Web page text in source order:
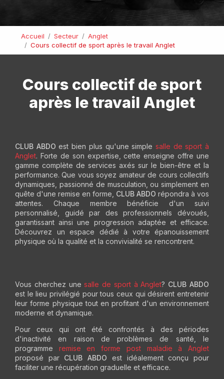
Accueil Secteur
Anglet
Cours collectif de sport après le travail Anglet
Cours collectif de sport
après le travail Anglet
CLUB ABDOest bien plus qu'une simple salle de sport à
Anglet. Forte de son expertise, cette enseigne offre une
gamme complète de services axés sur le bien-être et la
performance. Que vous soyez amateur de cours collectifs
dynamiques, passionné de musculation, ou simplement en
quête d'une remise en forme, CLUB ABDO répondra à vos
attentes. Chaque membre bénéficie d'un suivi
personnalisé, guidé par des professionnels dévoués,
garantissant ainsi une progression adaptée et efficace.
Découvrez un espace dédié à votre épanouissement
physique où la qualité et la convivialité se rencontrent.
Vous cherchez unesalle de sport à Anglet? CLUB ABDO
est le lieu privilégié pour tous ceux qui désirent entretenir
leur forme physique tout en profitant d'un environnement
moderne et dynamique.
Pour ceux qui ont été confrontés à des périodes
d'inactivité en raison de problèmes de santé, le
programme remise en forme post maladie à Anglet
proposé par CLUB ABDO est idéalement conçu pour
faciliter une récupération graduelle et efficace.